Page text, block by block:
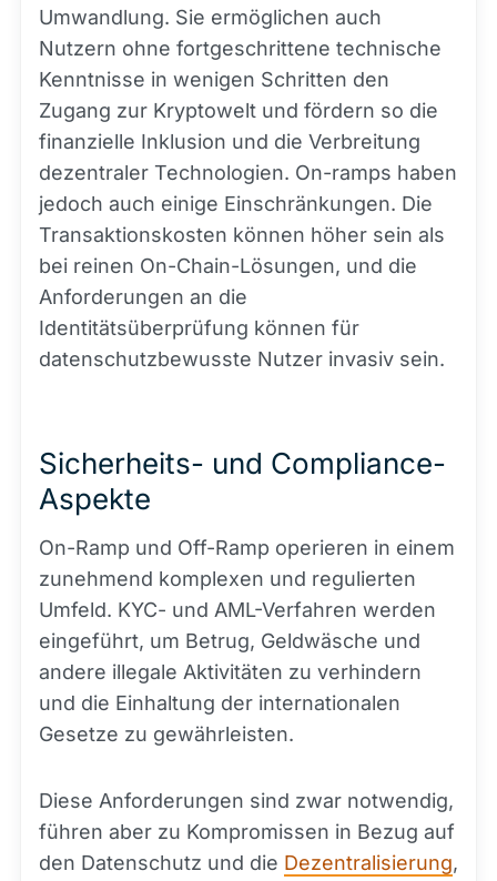
Umwandlung. Sie ermöglichen auch
Nutzern ohne fortgeschrittene technische
Kenntnisse in wenigen Schritten den
Zugang zur Kryptowelt und fördern so die
finanzielle Inklusion und die Verbreitung
dezentraler Technologien. On-ramps haben
jedoch auch einige Einschränkungen. Die
Transaktionskosten können höher sein als
bei reinen On-Chain-Lösungen, und die
Anforderungen an die
Identitätsüberprüfung können für
datenschutzbewusste Nutzer invasiv sein.
Sicherheits- und Compliance-
Aspekte
On-Ramp und Off-Ramp operieren in einem
zunehmend komplexen und regulierten
Umfeld. KYC- und AML-Verfahren werden
eingeführt, um Betrug, Geldwäsche und
andere illegale Aktivitäten zu verhindern
und die Einhaltung der internationalen
Gesetze zu gewährleisten.
Diese Anforderungen sind zwar notwendig,
führen aber zu Kompromissen in Bezug auf
den Datenschutz und die Dezentralisierung,